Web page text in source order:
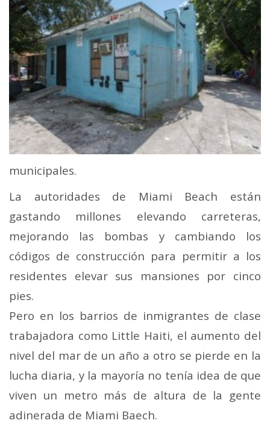
municipales.
La autoridades de Miami Beach están
gastando millones elevando carreteras,
mejorando las bombas y cambiando los
códigos de construcción para permitir a los
residentes elevar sus mansiones por cinco
pies.
Pero en los barrios de inmigrantes de clase
trabajadora como Little Haiti, el aumento del
nivel del mar de un año a otro se pierde en la
lucha diaria, y la mayoría no tenía idea de que
viven un metro más de altura de la gente
adinerada de Miami Baech.